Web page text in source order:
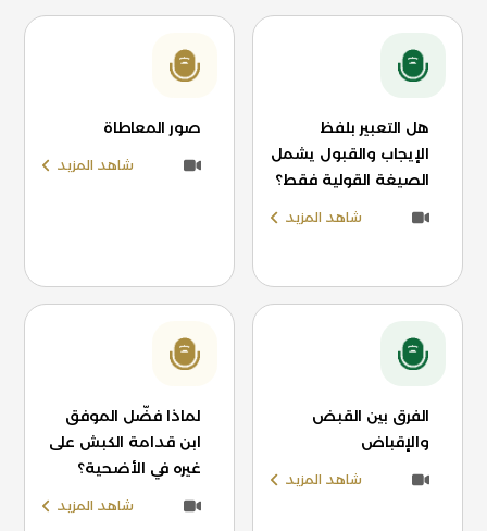
هل التعبير بلفظ
الإيجاب والقبول يشمل
الصيغة القولية فقط؟
شاهد المزيد
صور المعاطاة
شاهد المزيد
الفرق بين القبض
والإقباض
شاهد المزيد
لماذا فضّل الموفق
ابن قدامة الكبش على
غيره في الأضحية؟
شاهد المزيد